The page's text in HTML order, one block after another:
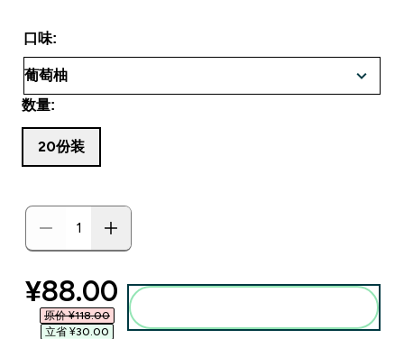
口味:
数量:
20份装
discounted price
¥88.00‎
原价 ¥118.00‎
立省 ¥30.00‎